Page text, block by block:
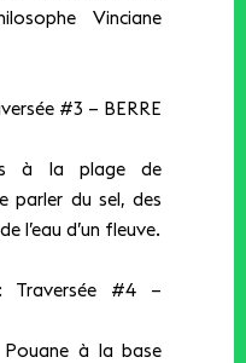
Vinciane
#3 – BERRE
à la plage de
parler du sel, des
l’eau d’un fleuve.
Traversée #4 –
à la base